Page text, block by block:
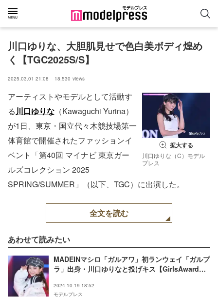
川口ゆりな、大胆肌見せで色白美ボディ煌め
く【TGC2025S/S】
2025.03.01 21:08 18,530 views
拡大する
川口ゆりな（C）モデル
プレス
アーティストやモデルとして活動す
る川口ゆりな （Kawaguchi Yurina）
が1日、東京・国立代々木競技場第一
体育館で開催されたファッションイ
ベント「第40回 マイナビ 東京ガー
ルズコレクション 2025
SPRING/SUMMER」（以下、TGC）に出演した。
全文を読む
あわせて読みたい
MADEINマシロ「ガルアワ」初ランウェイ「ガルプ
ラ」出身・川口ゆりなと投げキス【GirlsAward
2024.10.19 18:52
モデルプレス